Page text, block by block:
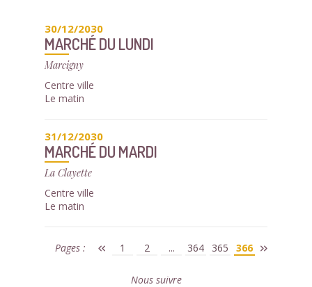
30/12/2030
MARCHÉ DU LUNDI
Marcigny
Centre ville
Le matin
31/12/2030
MARCHÉ DU MARDI
La Clayette
Centre ville
Le matin
Pages : 1 2 ... 364 365 366
Nous suivre